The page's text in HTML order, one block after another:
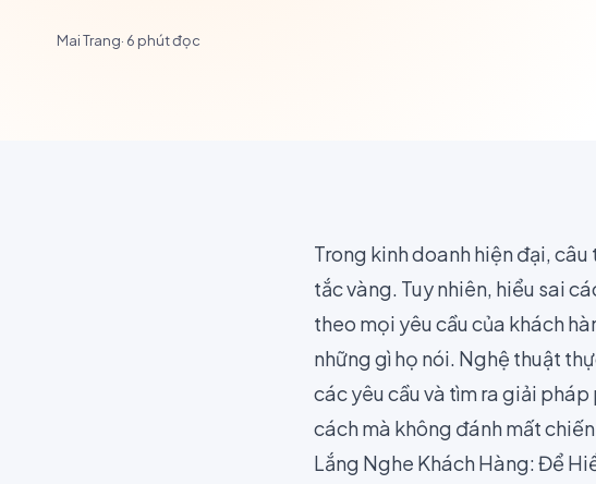
Mai Trang· 6 phút đọc
Trong kinh doanh hiện đại,
tắc vàng. Tuy nhiên, hiểu sai
theo mọi yêu cầu của khách
những gì họ nói. Nghệ thuật
các yêu cầu và tìm ra giải
cách mà không đánh mất
Lắng Nghe Khách Hàng: Để